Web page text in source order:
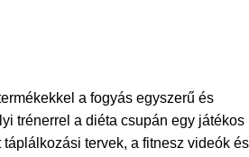
a fogyás egyszerű és
trénerrel a diéta csupán egy játékos
tervek, a fitnesz videók és